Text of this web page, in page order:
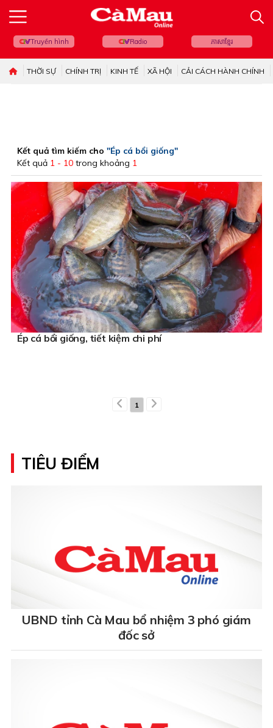
Truyền hình Radio ភាសាខ្មែរ
THỜI SỰ CHÍNH TRỊ KINH TẾ XÃ HỘI CẢI CÁCH HÀNH CHÍNH
Kết quả tìm kiếm cho "Ép cá bổi giống"
Kết quả 1 - 10 trong khoảng 1
Ép cá bổi giống, tiết kiệm chi phí
1
TIÊU ĐIỂM
UBND tỉnh Cà Mau bổ nhiệm 3 phó giám
đốc sở